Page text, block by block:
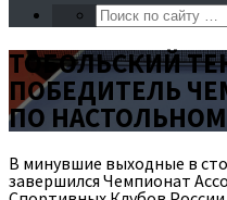
ТОБОЛЬСКИЙ
ПОБЕДИТЕЛЬ
ПО
В минувшие выходные в
завершился Чемпионат